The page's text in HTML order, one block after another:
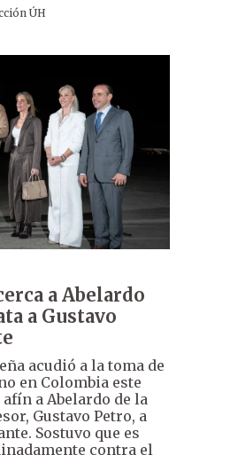
ÚH
a Abelardo
a Gustavo
acudió a la toma de
en Colombia este
a Abelardo de la
Gustavo Petro, a
Sostuvo que es
contra el